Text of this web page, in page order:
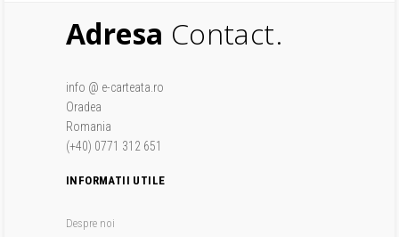
Adresa Contact.
info @ e-carteata.ro
Oradea
Romania
(+40) 0771 312 651
INFORMATII UTILE
Despre noi